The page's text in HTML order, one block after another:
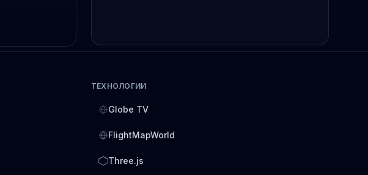
ТЕХНОЛОГИИ
Globe TV
FlightMapWorld
Three.js